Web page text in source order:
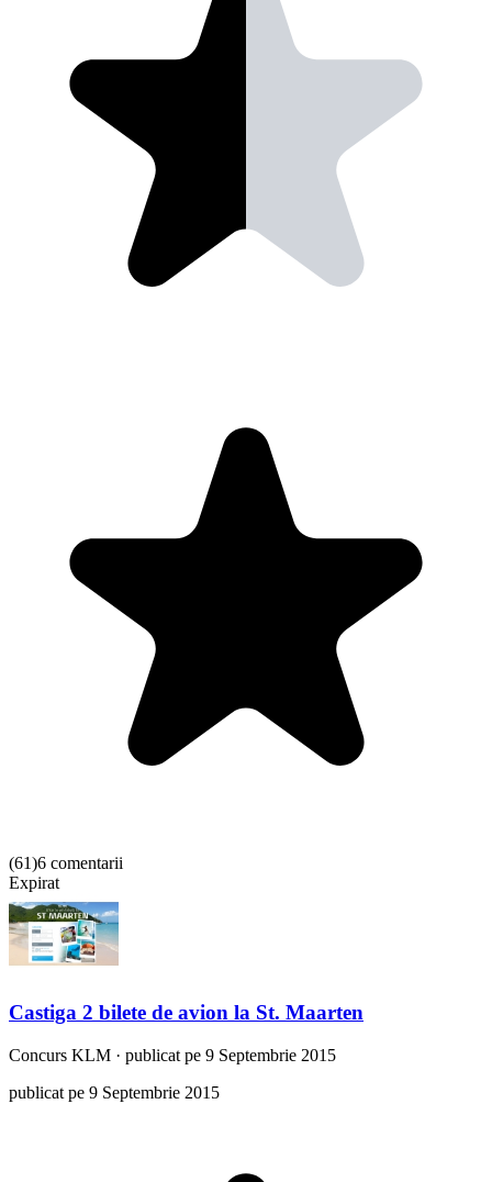
(61)6 comentarii
Expirat
Castiga 2 bilete de avion la St. Maarten
Concurs KLM · publicat pe 9 Septembrie 2015
publicat pe 9 Septembrie 2015